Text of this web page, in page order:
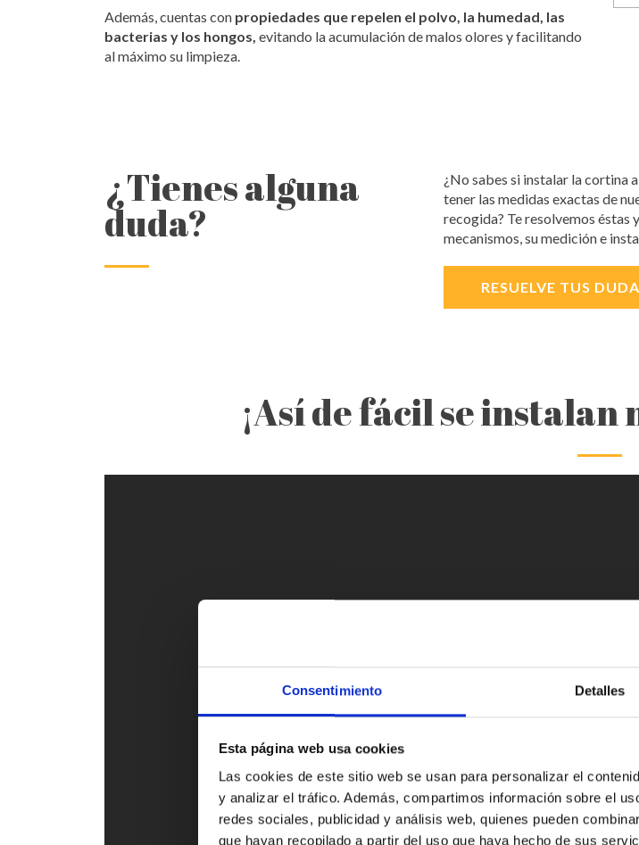
Consentimiento Detalles
Esta página web usa cookies
Las cookies de este sitio web se usan para personalizar el
y analizar el tráfico. Además, compartimos información sobre el
redes sociales, publicidad y análisis web, quienes pueden
que hayan recopilado a partir del uso que haya hecho de sus
Además, cuentas con propiedades que repelen el polvo, la humedad, las
bacterias y los hongos, evitando la acumulación de malos olores y facilitando
al máximo su limpieza.
¿Tienes alguna
duda?
¿No sabes si instalar la cortina
tener las medidas exactas de
recogida? Te resolvemos éstas
mecanismos, su medición e
RESUELVE TUS
¡Así de fácil se